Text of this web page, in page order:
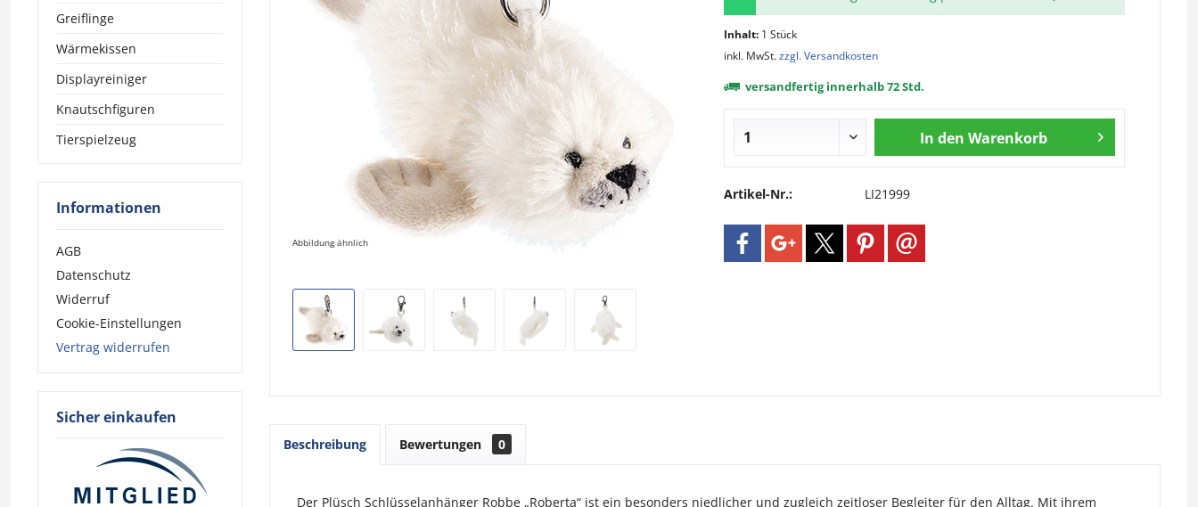
Greiflinge
Wärmekissen
Displayreiniger
Knautschfiguren
Tierspielzeug
Informationen
AGB
Datenschutz
Widerruf
Cookie-Einstellungen
Vertrag widerrufen
Sicher einkaufen
Abbildung ähnlich
Inhalt: 1 Stück
inkl. MwSt.zzgl. Versandkosten
versandfertig innerhalb 72 Std.
In den Warenkorb
Artikel-Nr.: LI21999
Beschreibung Bewertungen 0
Der Plüsch Schlüsselanhänger Robbe „Roberta“ ist ein besonders niedlicher und zugleich zeitloser Begleiter für den Alltag. Mit ihrem